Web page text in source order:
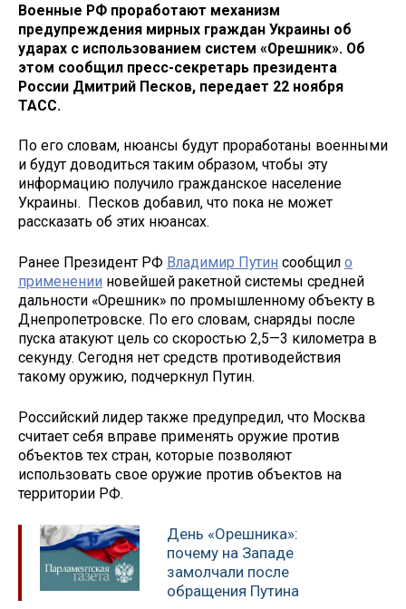
Военные РФ проработают механизм
предупреждения мирных граждан Украины об
ударах с использованием систем «Орешник». Об
этом сообщил пресс-секретарь президента
России Дмитрий Песков, передает 22 ноября
ТАСС.
По его словам, нюансы будут проработаны военными
и будут доводиться таким образом, чтобы эту
информацию получило гражданское население
Украины. Песков добавил, что пока не может
рассказать об этих нюансах.
Ранее Президент РФ Владимир Путин сообщил о
применении новейшей ракетной системы средней
дальности «Орешник» по промышленному объекту в
Днепропетровске. По его словам, снаряды после
пуска атакуют цель со скоростью 2,5—3 километра в
секунду. Сегодня нет средств противодействия
такому оружию, подчеркнул Путин.
Российский лидер также предупредил, что Москва
считает себя вправе применять оружие против
объектов тех стран, которые позволяют
использовать свое оружие против объектов на
территории РФ.
День «Орешника»:
почему на Западе
замолчали после
обращения Путина